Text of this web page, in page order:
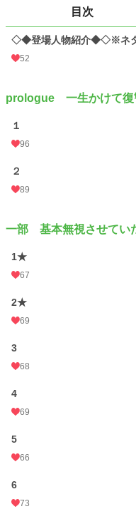
何が何でも元の世界に戻りたい
も、無下に却下されてしまい……
喚ですっかりやさぐれてしまっ
※他のサイトにも重複投稿してい
※１部は残酷な展開のオンパレ
小説
お気に入り 3,071
24h.ポイント
更新日時
年間ポイント
累計ポイント
目次
◇◆登場人物紹介◆◇※ネタ
52
prologue 一生かけて復
１
96
２
89
一部 基本無視させてい
1★
67
2★
69
3
68
4
69
5
66
6
73